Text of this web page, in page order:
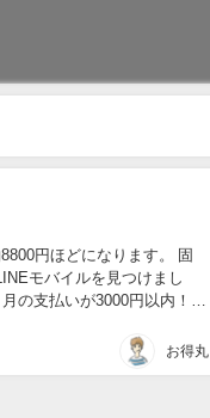
円ほどになります。 固
モバイルを見つけまし
の支払いが3000円以内！自
お得丸